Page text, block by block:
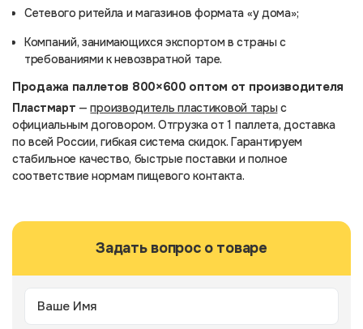
Сетевого ритейла и магазинов формата «у дома»;
Компаний, занимающихся экспортом в страны с
требованиями к невозвратной таре.
Продажа паллетов 800×600 оптом от производителя
Пластмарт —производитель пластиковой тары с
официальным договором. Отгрузка от 1 паллета, доставка
по всей России, гибкая система скидок. Гарантируем
стабильное качество, быстрые поставки и полное
соответствие нормам пищевого контакта.
Задать вопрос о товаре